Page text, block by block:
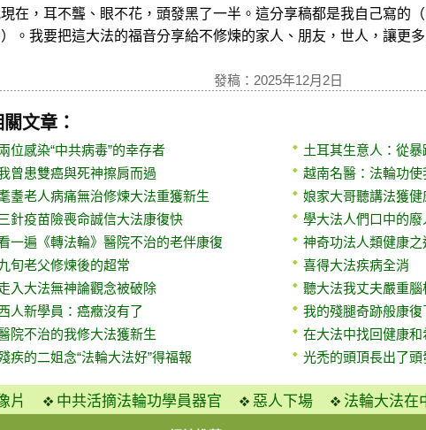
在，耳不聾、眼不花，頭發黑了一半。這分享稿都是我自己寫的
。我要把這大法的福音分享給不修煉的家人、朋友，世人，讓更
發稿：2025年12月2日
文章：
位感染“中共病毒”的幸存者
曾患雙癌與死神擦肩而過
耋老人病痛無治修煉大法重獲新生
針疫苗險喪命誠信大法康復快
一遍《轉法輪》醫院不治的老伴康復
旬老父修煉後的超常
入大法無神論觀念被破除
人新學員：癌癥沒有了
院不治的我修大法獲新生
疾的二姐念“法輪大法好”得福報
土耳其生意人：從
越南名醫：法輪功使
娘家大哥聽講法獲健
學大法人們口中的
神奇功法人類健康之
喜得大法疾病全消
聽大法我丈夫嚴重腦
我的殘腿奇跡般康復
在大法中找回健康和
光禿的頭頂長出了頭
片 中共活摘法輪功學員器官 惡人下場 法輪大法在